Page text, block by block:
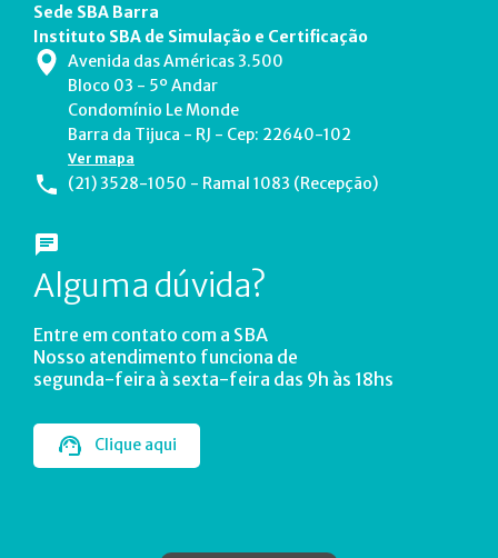
Sede SBA Barra
Instituto SBA de Simulação e Certificação
Avenida das Américas 3.500
Bloco 03 - 5º Andar
Condomínio Le Monde
Barra da Tijuca - RJ - Cep: 22640-102
Ver mapa
(21) 3528-1050 - Ramal 1083 (Recepção)
Alguma dúvida?
Entre em contato com a SBA
Nosso atendimento funciona de
segunda-feira à sexta-feira das 9h às 18hs
Clique aqui